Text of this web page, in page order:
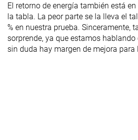
El retorno de energía también está
la tabla. La peor parte se la lleva el
% en nuestra prueba. Sinceramente,
sorprende, ya que estamos hablando
sin duda hay margen de mejora para